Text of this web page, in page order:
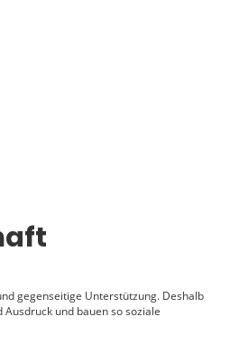
gegenseitige Unterstützung. Deshalb
und bauen so soziale